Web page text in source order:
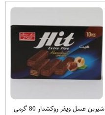
شیرین عسل ویفر روکشدار 80 گرمی